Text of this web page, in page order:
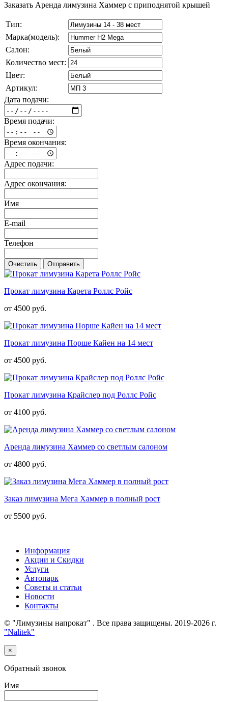
Заказать Аренда лимузина Хаммер с приподнятой крышей
Тип:
Марка(модель):
Салон:
Количество мест:
Цвет:
Артикул:
Дата подачи:
Время подачи:
Время окончания:
Адрес подачи:
Адрес окончания:
Имя
E-mail
Телефон
Очистить Отправить
Прокат лимузина Карета Роллс Ройс
от 4500 руб.
Прокат лимузина Порше Кайен на 14 мест
от 4500 руб.
Прокат лимузина Крайслер под Роллс Ройс
от 4100 руб.
Аренда лимузина Хаммер со светлым салоном
от 4800 руб.
Заказ лимузина Мега Хаммер в полный рост
от 5500 руб.
Информация
Акции и Скидки
Услуги
Автопарк
Советы и статьи
Новости
Контакты
© "Лимузины напрокат" . Все права защищены. 2019-2026 г.
"Nalitek"
×
Обратный звонок
Имя